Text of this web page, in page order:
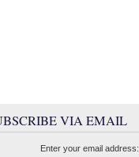
VIA EMAIL
Enter your email address: